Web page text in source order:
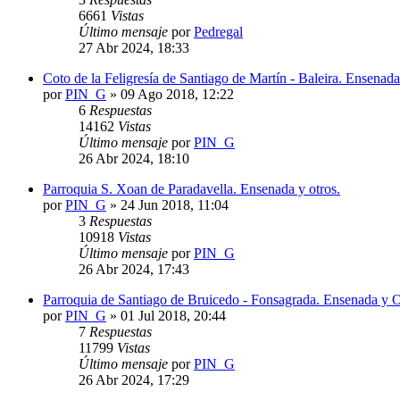
6661 Vistas
Último mensaje porPedregal
27 Abr 2024, 18:33
Coto de la Feligresía de Santiago de Martín - Baleira.
porPIN_G » 09 Ago 2018, 12:22
6 Respuestas
14162 Vistas
Último mensaje porPIN_G
26 Abr 2024, 18:10
Parroquia S. Xoan de Paradavella. Ensenada y otros.
porPIN_G » 24 Jun 2018, 11:04
3 Respuestas
10918 Vistas
Último mensaje porPIN_G
26 Abr 2024, 17:43
Parroquia de Santiago de Bruicedo - Fonsagrada. Ensenada y
porPIN_G » 01 Jul 2018, 20:44
7 Respuestas
11799 Vistas
Último mensaje porPIN_G
26 Abr 2024, 17:29